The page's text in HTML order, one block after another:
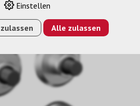
DVLED M6/M8/M10 (4 STK.)
Einstellen
Alle zulassen